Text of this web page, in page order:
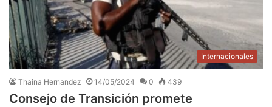
Internacionales
Thaina Hernandez 14/05/2024 0 439
Consejo de Transición promete